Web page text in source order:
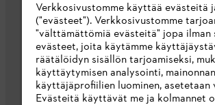
STIHL Integrity
STIHL-
Verkkosivustomme käyttää evästeitä
("evästeet"). Verkkosivustomme
"välttämättömiä evästeitä" jopa ilman
evästeet, joita käytämme
räätälöidyn sisällön tarjoamiseksi,
käyttäytymisen analysointi,
käyttäjäprofiilien luominen, asetetaan
Evästeitä käyttävät me ja kolmannet